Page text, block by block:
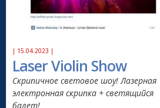
| 15.04.2023 |
Laser Violin Show
Скрипичное световое шоу! Лазерная
электронная скрипка + светящийся
балет!